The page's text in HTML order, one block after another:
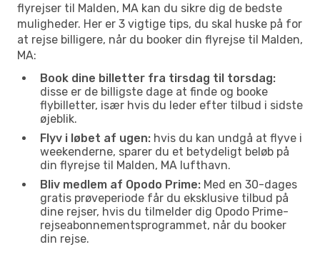
flyrejser til Malden, MA kan du sikre dig de bedste
muligheder. Her er 3 vigtige tips, du skal huske på for
at rejse billigere, når du booker din flyrejse til Malden,
MA:
Book dine billetter fra tirsdag til torsdag:
disse er de billigste dage at finde og booke
flybilletter, især hvis du leder efter tilbud i sidste
øjeblik.
Flyv i løbet af ugen: hvis du kan undgå at flyve i
weekenderne, sparer du et betydeligt beløb på
din flyrejse til Malden, MA lufthavn.
Bliv medlem af Opodo Prime: Med en 30-dages
gratis prøveperiode får du eksklusive tilbud på
dine rejser, hvis du tilmelder dig Opodo Prime-
rejseabonnementsprogrammet, når du booker
din rejse.